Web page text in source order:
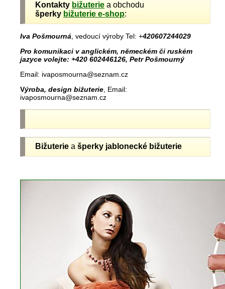
Kontakty bižuterie a obchodu
šperky bižuterie e-shop:
Iva Pošmourná , vedoucí výroby Tel: +420607244029
Pro komunikaci v anglickém, německém či ruském
jazyce volejte: +420 602446126, Petr Pošmourný
Email: ivaposmourna@seznam.cz
Výroba, design bižuterie , Email:
ivaposmourna@seznam.cz
Bižuterie a šperky jablonecké bižuterie